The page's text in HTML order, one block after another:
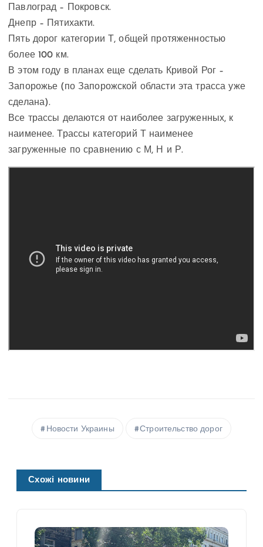
Павлоград – Покровск.
Днепр – Пятихакти.
Пять дорог категории Т, общей протяженностью
более 100 км.
В этом году в планах еще сделать Кривой Рог –
Запорожье (по Запорожской области эта трасса уже
сделана).
Все трассы делаются от наиболее загруженных, к
наименее. Трассы категорий Т наименее
загруженные по сравнению с М, Н и Р.
Новости Украины Строительство дорог
Схожі новини